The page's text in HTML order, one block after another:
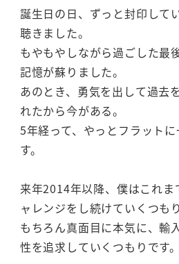
誕生日の日、ずっと封印して
聴きました。
もやもやしながら過ごした最
記憶が蘇りました。
あのとき、勇気を出して過去
れたから今がある。
5年経って、やっとフラット
す。
来年2014年以降、僕はこれ
ャレンジをし続けていくつも
もちろん真面目に本気に、輸
性を追求していくつもりです。